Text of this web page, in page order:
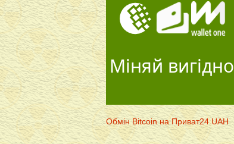
Міняй вигідно
Обмін Bitcoin на Приват24 UAH